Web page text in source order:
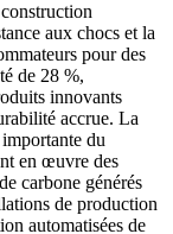
aux chocs et la
pour des
de 28 %,
innovants
accrue. La
du
en œuvre des
carbone générés
de production
automatisées de